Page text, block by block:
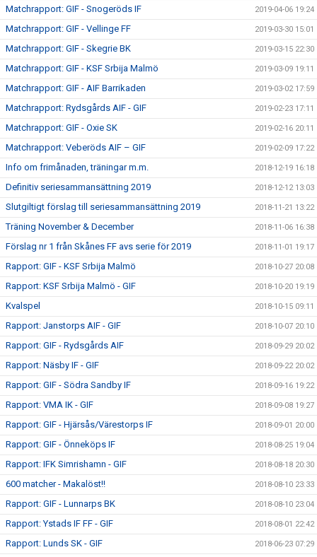
Matchrapport: GIF - Snogeröds IF 2019-04-06 19:24
Matchrapport: GIF - Vellinge FF 2019-03-30 15:01
Matchrapport: GIF - Skegrie BK 2019-03-15 22:30
Matchrapport: GIF - KSF Srbija Malmö 2019-03-09 19:11
Matchrapport: GIF - AIF Barrikaden 2019-03-02 17:59
Matchrapport: Rydsgårds AIF - GIF 2019-02-23 17:11
Matchrapport: GIF - Oxie SK 2019-02-16 20:11
Matchrapport: Veberöds AIF – GIF 2019-02-09 17:22
Info om frimånaden, träningar m.m. 2018-12-19 16:18
Definitiv seriesammansättning 2019 2018-12-12 13:03
Slutgiltigt förslag till seriesammansättning 2019 2018-11-21 13:22
Träning November & December 2018-11-06 16:38
Förslag nr 1 från Skånes FF avs serie för 2019 2018-11-01 19:17
Rapport: GIF - KSF Srbija Malmö 2018-10-27 20:08
Rapport: KSF Srbija Malmö - GIF 2018-10-20 19:19
Kvalspel 2018-10-15 09:11
Rapport: Janstorps AIF - GIF 2018-10-07 20:10
Rapport: GIF - Rydsgårds AIF 2018-09-29 20:02
Rapport: Näsby IF - GIF 2018-09-22 20:02
Rapport: GIF - Södra Sandby IF 2018-09-16 19:22
Rapport: VMA IK - GIF 2018-09-08 19:27
Rapport: GIF - Hjärsås/Värestorps IF 2018-09-01 20:00
Rapport: GIF - Önneköps IF 2018-08-25 19:04
Rapport: IFK Simrishamn - GIF 2018-08-18 20:30
600 matcher - Makalöst!! 2018-08-10 23:33
Rapport: GIF - Lunnarps BK 2018-08-10 23:04
Rapport: Ystads IF FF - GIF 2018-08-01 22:42
Rapport: Lunds SK - GIF 2018-06-23 07:29